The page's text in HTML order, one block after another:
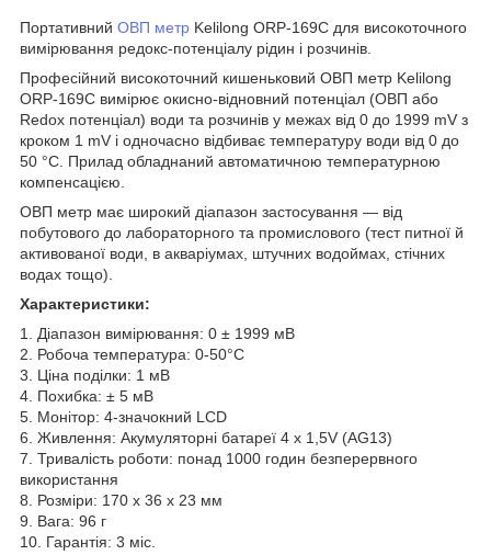
Портативний ОВП метр Kelilong ORP-169C для високоточного
вимірювання редокс-потенціалу рідин і розчинів.
Професійний високоточний кишеньковий ОВП метр Kelilong
ORP-169C вимірює окисно-відновний потенціал (ОВП або
Redox потенціал) води та розчинів у межах від 0 до 1999 mV з
кроком 1 mV і одночасно відбиває температуру води від 0 до
50 °C. Прилад обладнаний автоматичною температурною
компенсацією.
ОВП метр має широкий діапазон застосування — від
побутового до лабораторного та промислового (тест питної й
активованої води, в акваріумах, штучних водоймах, стічних
водах тощо).
Характеристики:
1. Діапазон вимірювання: 0 ± 1999 мВ
2. Робоча температура: 0-50°C
3. Ціна поділки: 1 мВ
4. Похибка: ± 5 мВ
5. Монітор: 4-значокний LCD
6. Живлення: Акумуляторні батареї 4 x 1,5V (AG13)
7. Тривалість роботи: понад 1000 годин безперервного
використання
8. Розміри: 170 x 36 x 23 мм
9. Вага: 96 г
10. Гарантія: 3 міс.